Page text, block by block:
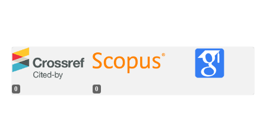
0 0